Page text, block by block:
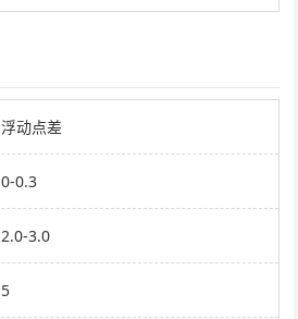
浮动点差
0-0.3
2.0-3.0
5